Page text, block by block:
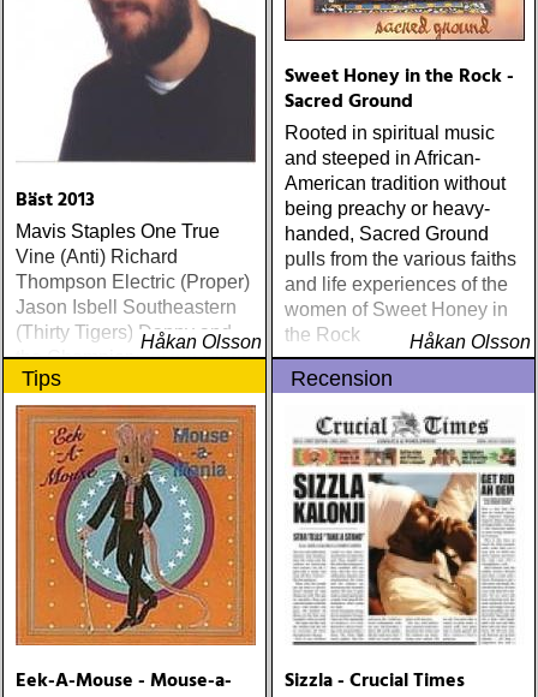
Bäst 2013
Mavis Staples One True
Vine (Anti) Richard
Thompson Electric (Proper)
Jason Isbell Southeastern
(Thirty Tigers) Danny and
the Champions of the World
Stay True (Loose) Slow Fox
Just Like the Birds (Rootsy)
Steve Earle The Low
Highway (New West) Bob
Dylan Another Self Portrait
(Columbia) Halden Electric
Women (Rootsy) Rokia
Traoré Beautiful Africa
(Nonesuch) Sam Baker Say
Grace (Sam Baker Music)
Guy Clark My Favorite
Richard Lindgren Driftwood
Håkan Olsson
Sweet Honey in the Rock -
Sacred Ground
Rooted in spiritual music
and steeped in African-
American tradition without
being preachy or heavy-
handed, Sacred Ground
pulls from the various faiths
and life experiences of the
women of Sweet Honey in
the Rock
Håkan Olsson
Tips
Eek-A-Mouse - Mouse-a-
Recension
Sizzla - Crucial Times